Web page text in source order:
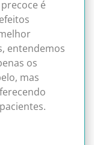
é
entendemos
os
mas